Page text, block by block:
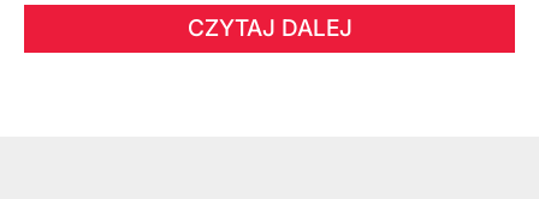
CZYTAJ DALEJ